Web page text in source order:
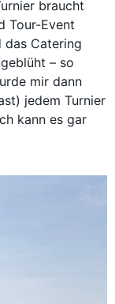
braucht
Tour-Event
das Catering
– so
mir dann
jedem Turnier
kann es gar